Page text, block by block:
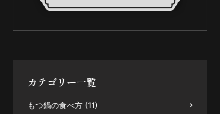
カテゴリー一覧
もつ鍋の食べ方 (11)